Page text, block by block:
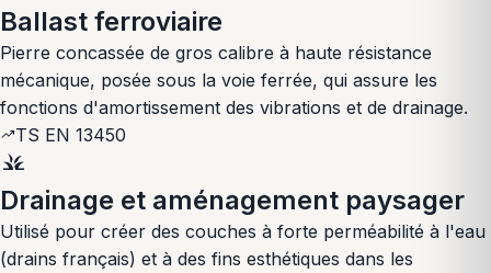
Ballast ferroviaire
Pierre concassée de gros calibre à haute résistance
mécanique, posée sous la voie ferrée, qui assure les
fonctions d'amortissement des vibrations et de drainage.
trending_upTS EN 13450
grass
Drainage et aménagement paysager
Utilisé pour créer des couches à forte perméabilité à l'eau
(drains français) et à des fins esthétiques dans les